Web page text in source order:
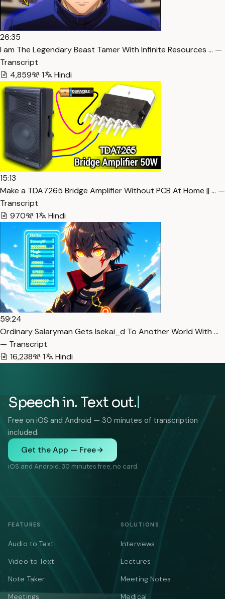
26:35
I am The Legendary Beast Tamer With Infinite Resources … —
Transcript
4,859
1 Hindi
15:13
Make a TDA7265 Bridge Amplifier Without PCB At Home || … —
Transcript
970
1 Hindi
59:24
Ordinary Salaryman Gets Isekai_d To Another World With …
— Transcript
16,238
1 Hindi
Speech in. Text out.
Free on iOS and Android — 30 minutes of transcription
included.
Get the App — Free
iOS and Android. 30 minutes free, no card.
FEATURES
Audio to Text
Video to Text
Note Taker
Meetings
SOLUTIONS
Interviews
Lectures
Meeting Notes
Medical